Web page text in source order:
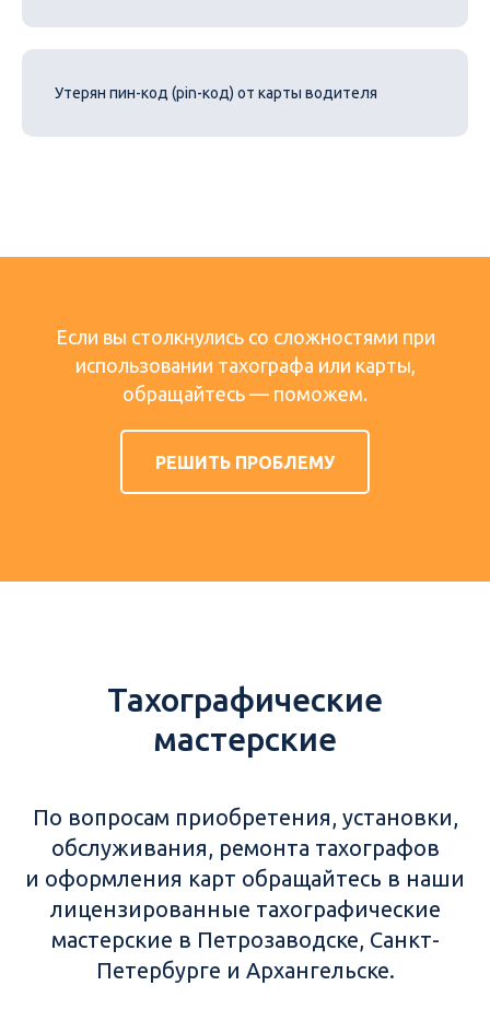
Утерян пин-код (pin-код) от карты водителя
Если вы столкнулись со сложностями при
использовании тахографа или карты,
обращайтесь — поможем.
РЕШИТЬ ПРОБЛЕМУ
Тахографические
мастерские
По вопросам приобретения, установки,
обслуживания, ремонта тахографов
и оформления карт обращайтесь в наши
лицензированные тахографические
мастерские в Петрозаводске, Санкт-
Петербурге и Архангельске.